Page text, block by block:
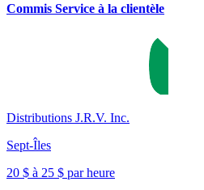
Commis Service à la clientèle
Distributions J.R.V. Inc.
Sept-Îles
20 $ à 25 $ par heure